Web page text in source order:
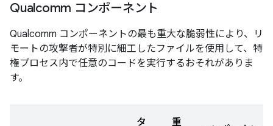
Qualcomm コンポーネント
Qualcomm コンポーネントの最も重大な脆弱性により、リ
モートの攻撃者が特別に細工したファイルを使用して、特
権プロセス内で任意のコードを実行するおそれがありま
す。
タ
重